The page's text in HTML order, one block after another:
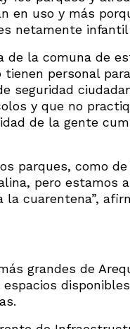
en uso y más
netamente
de la comuna de
tienen personal
seguridad
y que no
de la gente
parques, como
pero estamos
cuarentena”,
grandes de